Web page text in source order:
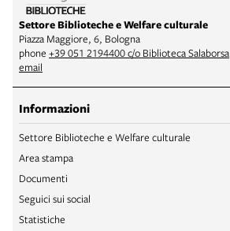
Settore Biblioteche e Welfare culturale
Piazza Maggiore, 6, Bologna
phone +39 051 2194400 c/o Biblioteca Salaborsa
email
Informazioni
Settore Biblioteche e Welfare culturale
Area stampa
Documenti
Seguici sui social
Statistiche